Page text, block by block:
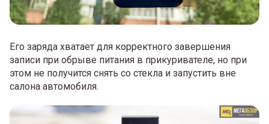
Его заряда хватает для корректного завершения
записи при обрыве питания в прикуривателе, но при
этом не получится снять со стекла и запустить вне
салона автомобиля.